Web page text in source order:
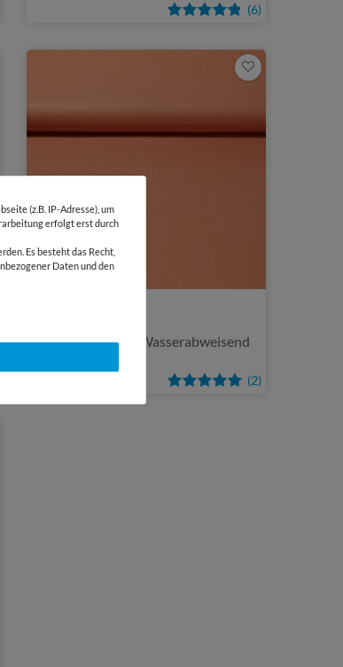
(6)
(2)
Canvas Johann - Wasserabweisend
(z.B. IP-Adresse), um
erfolgt erst durch
Es besteht das Recht,
Daten und den